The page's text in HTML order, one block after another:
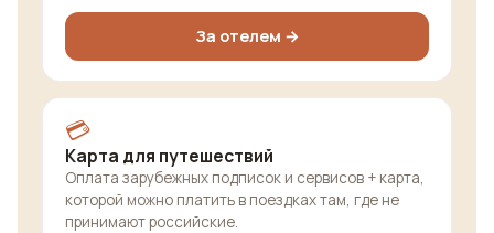
За отелем →
💳
Карта для путешествий
Оплата зарубежных подписок и сервисов + карта,
которой можно платить в поездках там, где не
принимают российские.